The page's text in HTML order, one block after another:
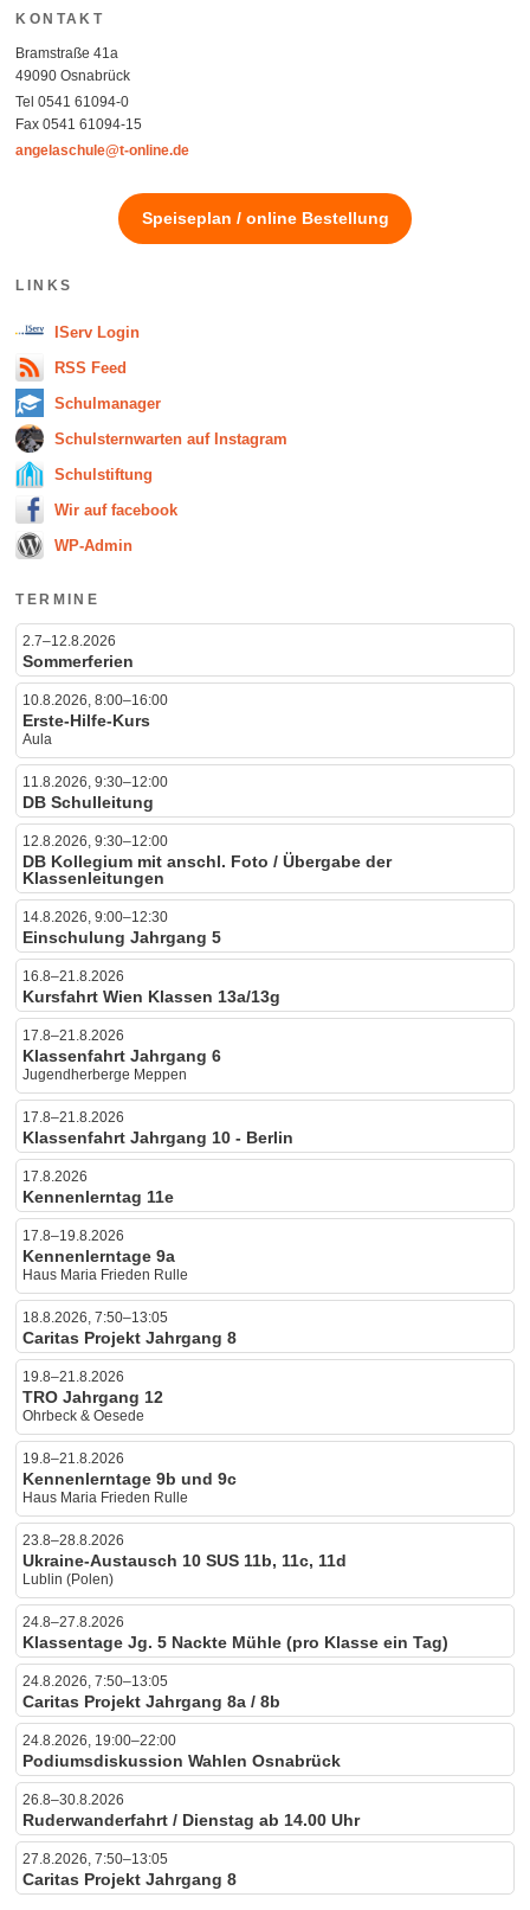
KONTAKT
Bramstraße 41a
49090 Osnabrück
Tel 0541 61094-0
Fax 0541 61094-15
angelaschule@t-online.de
Speiseplan / online Bestellung
LINKS
IServ Login
RSS Feed
Schulmanager
Schulsternwarten auf Instagram
Schulstiftung
Wir auf facebook
WP-Admin
TERMINE
2.7–12.8.2026
Sommerferien
10.8.2026, 8:00–16:00
Erste-Hilfe-Kurs
Aula
11.8.2026, 9:30–12:00
DB Schulleitung
12.8.2026, 9:30–12:00
DB Kollegium mit anschl. Foto / Übergabe der
Klassenleitungen
14.8.2026, 9:00–12:30
Einschulung Jahrgang 5
16.8–21.8.2026
Kursfahrt Wien Klassen 13a/13g
17.8–21.8.2026
Klassenfahrt Jahrgang 6
Jugendherberge Meppen
17.8–21.8.2026
Klassenfahrt Jahrgang 10 - Berlin
17.8.2026
Kennenlerntag 11e
17.8–19.8.2026
Kennenlerntage 9a
Haus Maria Frieden Rulle
18.8.2026, 7:50–13:05
Caritas Projekt Jahrgang 8
19.8–21.8.2026
TRO Jahrgang 12
Ohrbeck & Oesede
19.8–21.8.2026
Kennenlerntage 9b und 9c
Haus Maria Frieden Rulle
23.8–28.8.2026
Ukraine-Austausch 10 SUS 11b, 11c, 11d
Lublin (Polen)
24.8–27.8.2026
Klassentage Jg. 5 Nackte Mühle (pro Klasse ein Tag)
24.8.2026, 7:50–13:05
Caritas Projekt Jahrgang 8a / 8b
24.8.2026, 19:00–22:00
Podiumsdiskussion Wahlen Osnabrück
26.8–30.8.2026
Ruderwanderfahrt / Dienstag ab 14.00 Uhr
27.8.2026, 7:50–13:05
Caritas Projekt Jahrgang 8